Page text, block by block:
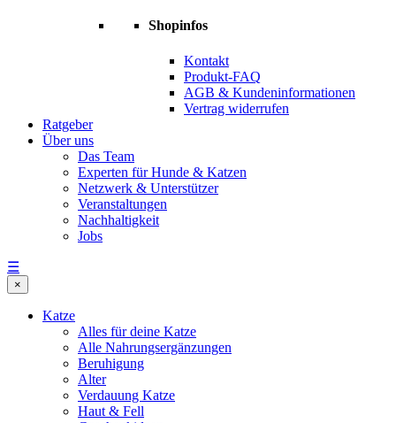
Shopinfos
Kontakt
Produkt-FAQ
AGB & Kundeninformationen
Vertrag widerrufen
Ratgeber
Über uns
Das Team
Experten für Hunde & Katzen
Netzwerk & Unterstützer
Veranstaltungen
Nachhaltigkeit
Jobs
☰
×
Katze
Alles für deine Katze
Alle Nahrungsergänzungen
Beruhigung
Alter
Verdauung Katze
Haut & Fell